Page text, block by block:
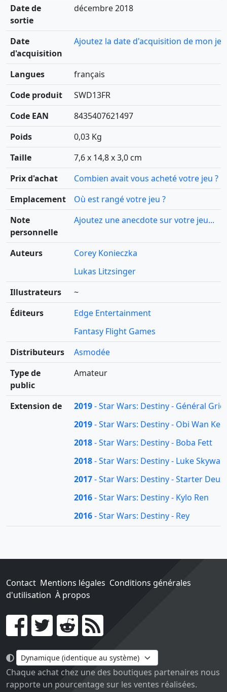
Date de
sortie
décembre 2018
Date
d'acquisition
Ajoutez la date d'acquisition de mon jeu
Langues
français
Code produit
SWD13FR
Code EAN
8435407621497
Poids
0,03 Kg
Taille
7,6 x 14,8 x 3,0 cm
Prix d'achat
Combien avait vous acheté votre jeu ?
Emplacement
Où est rangé votre jeu ?
Note
personnelle
Ajoutez une anecdote sur votre jeu...
Auteurs
Corey Konieczka
Lukas Litzsinger
Illustrateurs
~
Éditeurs
Edge Entertainment
Fantasy Flight Games
Distributeurs
Asmodée
Type de
public
Amateur
Extension de 2019- Star Wars: Destiny - Général
2019- Star Wars: Destiny - Obi Wan
2018- Star Wars: Destiny - Boba Fett
2018- Star Wars: Destiny - Luke
2017- Star Wars: Destiny - Starter Deux
2016- Star Wars: Destiny - Kylo Ren
2016- Star Wars: Destiny - Rey
Contact Mentions légales Conditions générales
d'utilisation À propos
Go !
Chaque achat chez une des boutiques partenaires nous
rapporte un pourcentage sur les ventes réalisées.